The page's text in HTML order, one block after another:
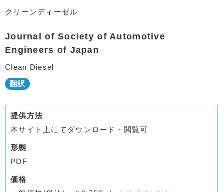
クリーンディーゼル
Journal of Society of Automotive
Engineers of Japan
Clean Diesel
提供方法
本サイト上にてダウンロード・閲覧可
形態
PDF
価格